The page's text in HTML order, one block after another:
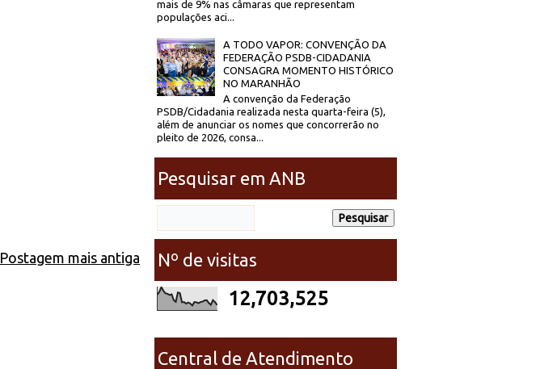
Postagem mais antiga
mais de 9% nas câmaras que representam
populações aci...
A TODO VAPOR: CONVENÇÃO DA
FEDERAÇÃO PSDB-CIDADANIA
CONSAGRA MOMENTO HISTÓRICO
NO MARANHÃO
A convenção da Federação
PSDB/Cidadania realizada nesta quarta-feira (5),
além de anunciar os nomes que concorrerão no
pleito de 2026, consa...
Pesquisar em ANB
Nº de visitas
12,703,525
Central de Atendimento